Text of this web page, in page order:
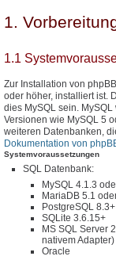
1.
1.1
Zur Installation von
oder höher, installiert ist.
dies MySQL sein.
Versionen wie MySQL 5
weiteren Datenbanken,
Dokumentation von
Systemvoraussetzungen
SQL Datenbank:
MySQL 4.1.3
MariaDB 5.1
PostgreSQL 8.3+
SQLite 3.6.15+
MS SQL Server
nativem Adapter)
Oracle